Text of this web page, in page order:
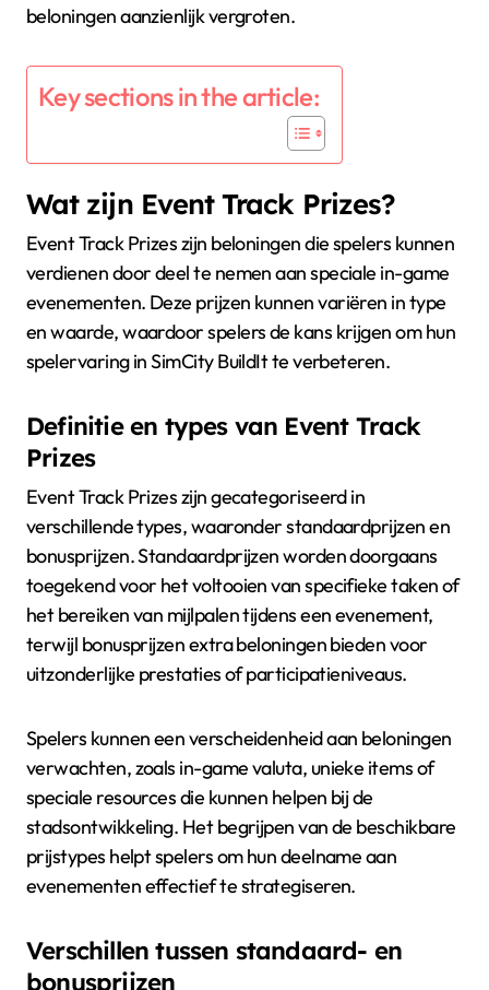
beloningen aanzienlijk vergroten.
Key sections in the article:
Wat zijn Event Track Prizes?
Event Track Prizes zijn beloningen die spelers kunnen
verdienen door deel te nemen aan speciale in-game
evenementen. Deze prijzen kunnen variëren in type
en waarde, waardoor spelers de kans krijgen om hun
spelervaring in SimCity BuildIt te verbeteren.
Definitie en types van Event Track
Prizes
Event Track Prizes zijn gecategoriseerd in
verschillende types, waaronder standaardprijzen en
bonusprijzen. Standaardprijzen worden doorgaans
toegekend voor het voltooien van specifieke taken of
het bereiken van mijlpalen tijdens een evenement,
terwijl bonusprijzen extra beloningen bieden voor
uitzonderlijke prestaties of participatieniveaus.
Spelers kunnen een verscheidenheid aan beloningen
verwachten, zoals in-game valuta, unieke items of
speciale resources die kunnen helpen bij de
stadsontwikkeling. Het begrijpen van de beschikbare
prijstypes helpt spelers om hun deelname aan
evenementen effectief te strategiseren.
Verschillen tussen standaard- en
bonusprijzen